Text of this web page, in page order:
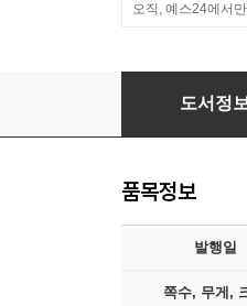
오직, 예스24에서만
문화와 사회로
도서정
품목정보
발행일
쪽수, 무게,